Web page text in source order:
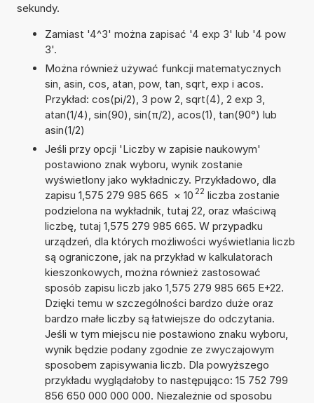
sekundy.
Zamiast '4^3' można zapisać '4 exp 3' lub '4 pow
3'.
Można również używać funkcji matematycznych
sin, asin, cos, atan, pow, tan, sqrt, exp i acos.
Przykład: cos(pi/2), 3 pow 2, sqrt(4), 2 exp 3,
atan(1/4), sin(90), sin(π/2), acos(1), tan(90°) lub
asin(1/2)
Jeśli przy opcji 'Liczby w zapisie naukowym'
postawiono znak wyboru, wynik zostanie
wyświetlony jako wykładniczy. Przykładowo, dla
zapisu 1,575 279 985 665 × 10 22 liczba zostanie
podzielona na wykładnik, tutaj 22, oraz właściwą
liczbę, tutaj 1,575 279 985 665. W przypadku
urządzeń, dla których możliwości wyświetlania liczb
są ograniczone, jak na przykład w kalkulatorach
kieszonkowych, można również zastosować
sposób zapisu liczb jako 1,575 279 985 665 E+22.
Dzięki temu w szczególności bardzo duże oraz
bardzo małe liczby są łatwiejsze do odczytania.
Jeśli w tym miejscu nie postawiono znaku wyboru,
wynik będzie podany zgodnie ze zwyczajowym
sposobem zapisywania liczb. Dla powyższego
przykładu wyglądałoby to następująco: 15 752 799
856 650 000 000 000. Niezależnie od sposobu